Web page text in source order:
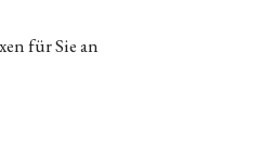
für Sie an